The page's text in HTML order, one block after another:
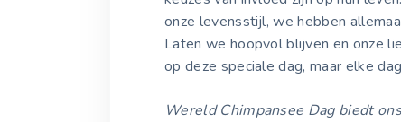
onze levensstijl, we hebben
Laten we hoopvol blijven en onze
op deze speciale dag, maar elke
Wereld Chimpansee Dag biedt